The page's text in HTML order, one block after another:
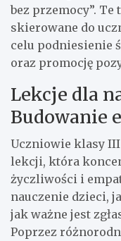
bez przemocy”. Te
skierowane do
celu podniesienie
oraz promocję
Lekcje dla
Budowanie
Uczniowie klasy
lekcji, która
życzliwości i
nauczenie dzieci,
jak ważne jest
Poprzez